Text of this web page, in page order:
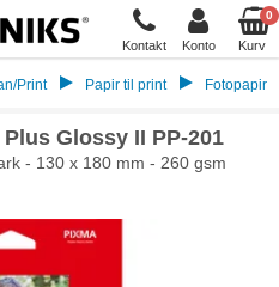
Kontakt Konto
0
Kurv
Print Papir til print Fotopapir
Glossy II PP-201
- 130 x 180 mm - 260 gsm